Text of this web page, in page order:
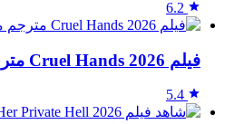
6.2
فيلم Cruel Hands 2026 مترجم مباشرة HD
5.4